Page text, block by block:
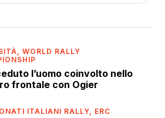
WORLD RALLY
l’uomo coinvolto nello
frontale con Ogier
ITALIANI RALLY, ERC